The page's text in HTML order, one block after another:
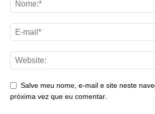
Salve meu nome, e-mail e site neste
próxima vez que eu comentar.